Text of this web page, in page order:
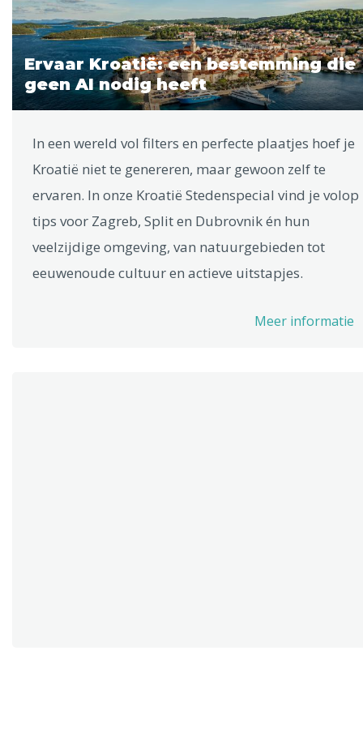
Ervaar Kroatië: een bestemming die
geen AI nodig heeft
In een wereld vol filters en perfecte plaatjes hoef je
Kroatië niet te genereren, maar gewoon zelf te
ervaren. In onze Kroatië Stedenspecial vind je volop
tips voor Zagreb, Split en Dubrovnik én hun
veelzijdige omgeving, van natuurgebieden tot
eeuwenoude cultuur en actieve uitstapjes.
Meer informatie